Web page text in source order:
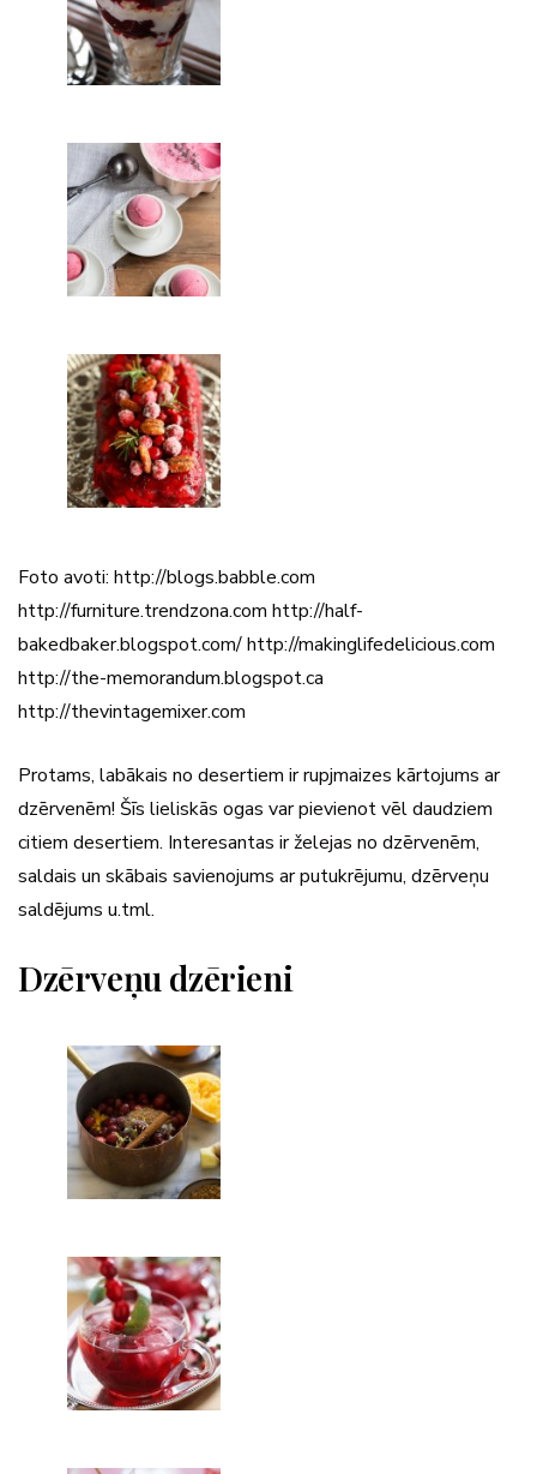
Foto avoti: http://blogs.babble.com
http://furniture.trendzona.com http://half-
bakedbaker.blogspot.com/ http://makinglifedelicious.com
http://the-memorandum.blogspot.ca
http://thevintagemixer.com
Protams, labākais no desertiem ir rupjmaizes kārtojums ar
dzērvenēm! Šīs lieliskās ogas var pievienot vēl daudziem
citiem desertiem. Interesantas ir želejas no dzērvenēm,
saldais un skābais savienojums ar putukrējumu, dzērveņu
saldējums u.tml.
Dzērveņu dzērieni